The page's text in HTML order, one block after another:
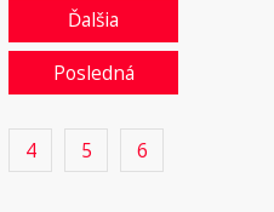
4 5 6
Ďalšia
Posledná